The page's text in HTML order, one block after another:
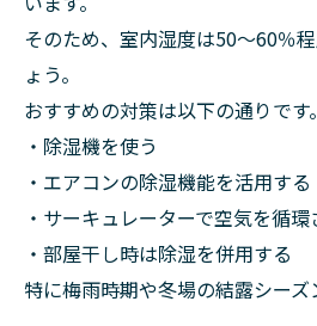
そのため、室内湿度は50～60％
ょう。
おすすめの対策は以下の通りです。
・除湿機を使う
・エアコンの除湿機能を活用する
・サーキュレーターで空気を循環
・部屋干し時は除湿を併用する
特に梅雨時期や冬場の結露シーズ